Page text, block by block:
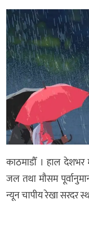
विज्ञान
प्रविधि
खेलकुद
अन्य
काठमाडौँ । हाल देशभर
जल तथा मौसम
न्यून चापीय रेखा सरदर